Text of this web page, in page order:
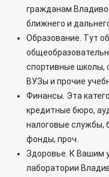
гражданам
ближнего и
Образование. Тут
спортивные школы,
ВУЗы и прочие
Финансы. Эта
кредитные бюро,
налоговые службы,
фонды, проч.
Здоровье. К Вашим
лаборатории